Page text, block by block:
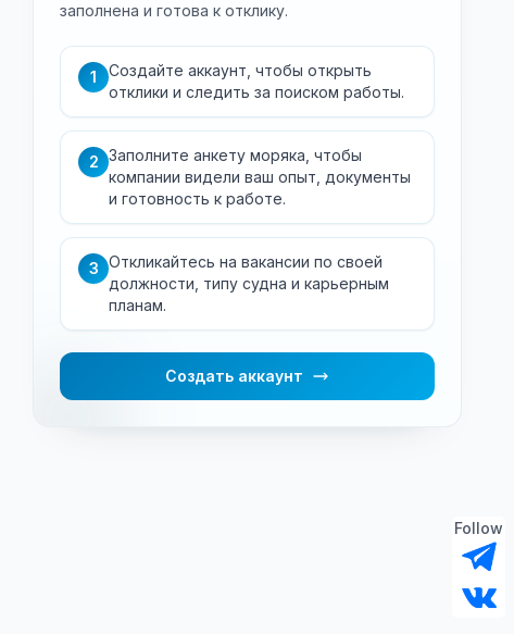
заполнена и готова к отклику.
1
Создайте аккаунт, чтобы открыть
отклики и следить за поиском работы.
2
Заполните анкету моряка, чтобы
компании видели ваш опыт, документы
и готовность к работе.
3
Откликайтесь на вакансии по своей
должности, типу судна и карьерным
планам.
Создать аккаунт
Follow